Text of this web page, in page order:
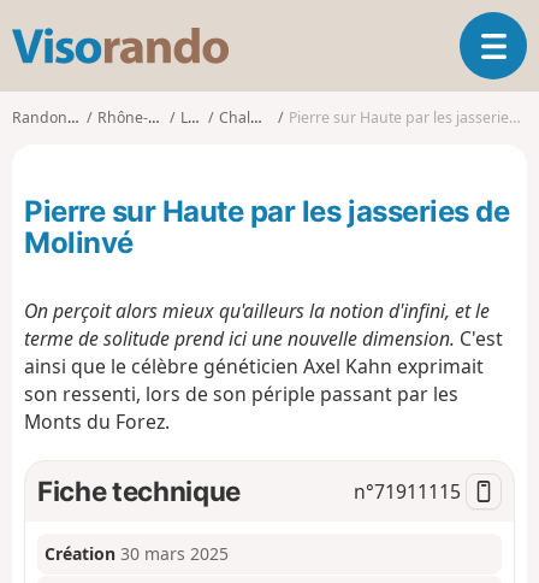
s
o
d
O
u
v
l
i
o
n
Randonnées Rhône-Alpes Loire Chalmazel Pierre sur Haute par les jasseries de Molinvé
Pierre sur Haute par les jasseries de
Molinvé
On perçoit alors mieux qu'ailleurs la notion d'infini, et le
terme de solitude prend ici une nouvelle dimension. C'est
ainsi que le célèbre généticien Axel Kahn exprimait
son ressenti, lors de son périple passant par les
Monts du Forez.
Fiche technique n°71911115
Création 30 mars 2025